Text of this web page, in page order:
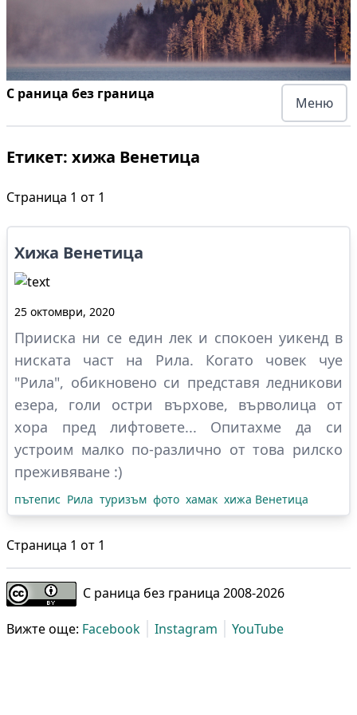
С раница без граница
Меню
Етикет: хижа Венетица
Страница 1 от 1
Хижа Венетица
25 октомври, 2020
Прииска ни се един лек и спокоен уикенд в
ниската част на Рила. Когато човек чуе
"Рила", обикновено си представя ледникови
езера, голи остри върхове, върволица от
хора пред лифтовете... Опитахме да си
устроим малко по-различно от това рилско
преживяване :)
пътепис Рила туризъм фото хамак хижа Венетица
Страница 1 от 1
С раница без граница 2008-2026
Вижте още: Facebook Instagram YouTube